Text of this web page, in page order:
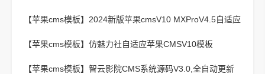
【苹果cms模板】 2024新版苹果cmsV10 MXProV4.5自适应
【苹果cms模板】 仿魅力社自适应苹果CMSV10模板
【苹果cms模板】 智云影院CMS系统源码V3.0,全自动更新